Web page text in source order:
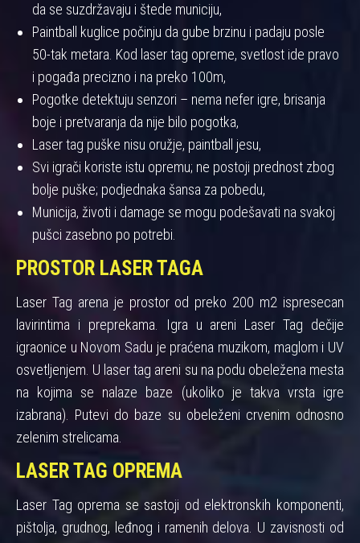
da se suzdržavaju i štede municiju,
Paintball kuglice počinju da gube brzinu i padaju posle
50-tak metara. Kod laser tag opreme, svetlost ide pravo
i pogađa precizno i na preko 100m,
Pogotke detektuju senzori – nema nefer igre, brisanja
boje i pretvaranja da nije bilo pogotka,
Laser tag puške nisu oružje, paintball jesu,
Svi igrači koriste istu opremu; ne postoji prednost zbog
bolje puške; podjednaka šansa za pobedu,
Municija, životi i damage se mogu podešavati na svakoj
pušci zasebno po potrebi.
PROSTOR LASER TAGA
Laser Tag arena je prostor od preko 200 m2 ispresecan
lavirintima i preprekama. Igra u areni Laser Tag dečije
igraonice u Novom Sadu je praćena muzikom, maglom i UV
osvetljenjem. U laser tag areni su na podu obeležena mesta
na kojima se nalaze baze (ukoliko je takva vrsta igre
izabrana). Putevi do baze su obeleženi crvenim odnosno
zelenim strelicama.
LASER TAG OPREMA
Laser Tag oprema se sastoji od elektronskih komponenti,
pištolja, grudnog, leđnog i ramenih delova. U zavisnosti od